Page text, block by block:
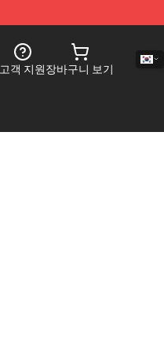
고객 지원장바구니 보기